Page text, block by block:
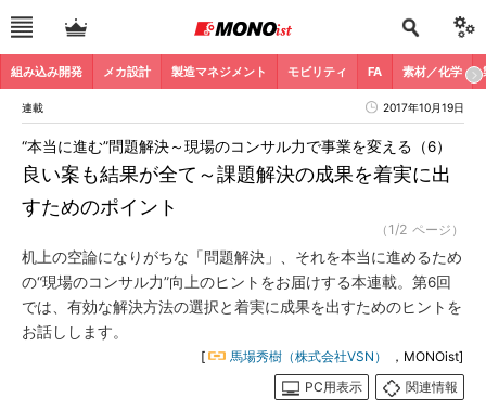
組み込み開発 メカ設計 製造マネジメント モビリティ FA 素材／化学
連載 2017年10月19日
良い案も結果が全て～課題解決の成果を着実に出
すためのポイント
“本当に進む”問題解決～現場のコンサル力で事業を変える（6）
（1/2 ページ）
机上の空論になりがちな「問題解決」、それを本当に進めるため
の“現場のコンサル力”向上のヒントをお届けする本連載。第6回
では、有効な解決方法の選択と着実に成果を出すためのヒントを
お話しします。
[ 馬場秀樹（株式会社VSN）
，MONOist]
PC用表示
関連情報